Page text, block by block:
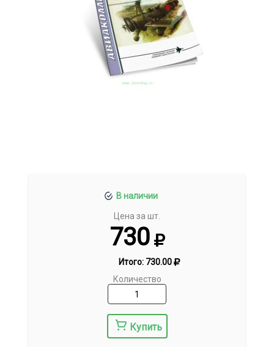
В наличии
Цена за шт.
730
Итого: 730.00
Количество
Купить